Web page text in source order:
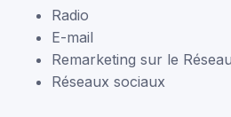
Radio
E-mail
Remarketing sur le
Réseaux sociaux